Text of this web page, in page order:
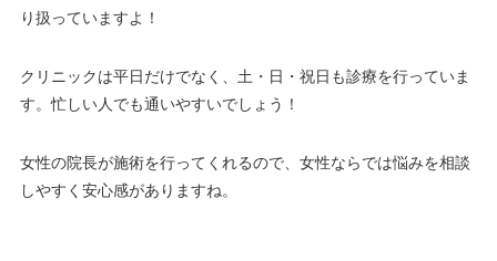
り扱っていますよ！
クリニックは平日だけでなく、土・日・祝日も診療を行っていま
す。忙しい人でも通いやすいでしょう！
女性の院長が施術を行ってくれるので、女性ならでは悩みを相談
しやすく安心感がありますね。